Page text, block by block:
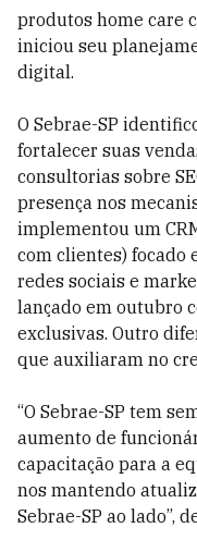
produtos home care
iniciou seu
digital.
O Sebrae-SP
fortalecer suas
consultorias sobre
presença nos
implementou um
com clientes) focado
redes sociais e
lançado em outubro
exclusivas. Outro
que auxiliaram no
“O Sebrae-SP tem
aumento de
capacitação para a
nos mantendo
Sebrae-SP ao lado”,